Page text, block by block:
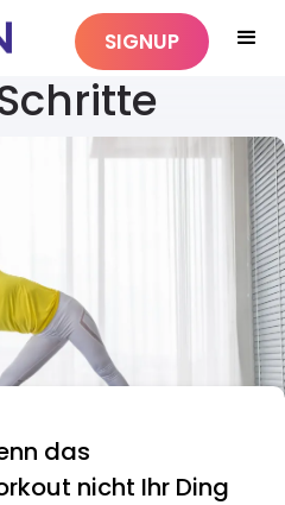
SIGNUP
das
nicht Ihr Ding